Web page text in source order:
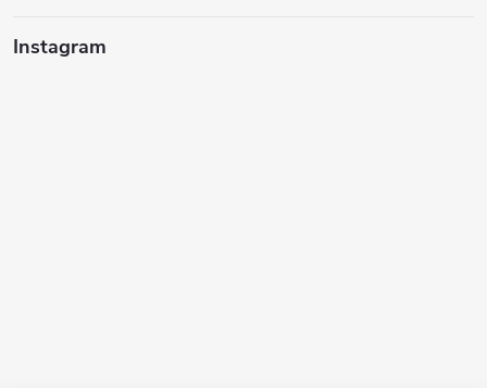
Instagram